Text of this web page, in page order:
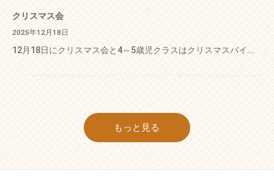
クリスマス会
2025年12月18日
12月18日にクリスマス会と4～5歳児クラスはクリスマスバイ...
もっと見る